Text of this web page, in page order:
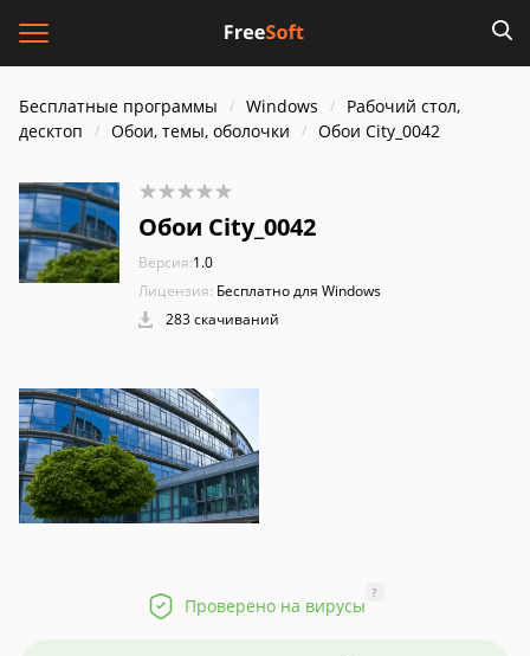
Бесплатные программы Windows
Рабочий стол,
десктоп
Обои, темы, оболочки Обои City_0042
Обои City_0042
Версия:1.0
Лицензия: Бесплатно для Windows
283 скачиваний
Проверено на вирусы
?